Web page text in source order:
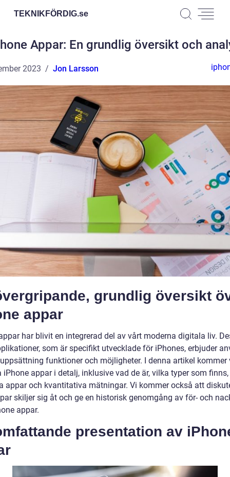
TEKNIKFÖRDIG.se
Appar: En grundlig översikt och
2023 Jon Larsson
grundlig översikt
appar
har blivit en integrerad del av vårt moderna digitala liv.
som är specifikt utvecklade för iPhones, erbjuder
funktioner och möjligheter. I denna artikel kommer
iPhone appar i detalj, inklusive vad de är, vilka typer som finns,
appar och kvantitativa mätningar. Vi kommer också att
skiljer sig åt och ge en historisk genomgång av för- och
appar.
presentation av